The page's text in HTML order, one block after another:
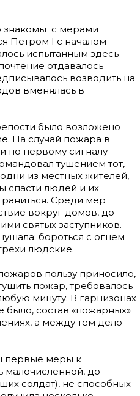
знакомы с мерами
Петром I с началом
испытанным здесь
отдавалось
возводить на
вменялась в
было возложено
На случай пожара в
по первому сигналу
тушением тот,
из местных жителей,
спасти людей и их
Среди мер
вокруг домов, до
святых заступников.
бороться с огнем
людские.
пользу приносило,
пожар, требовалось
минуту. В гарнизонах
состав «пожарных»
а между тем дело
первые меры к
малочисленной, до
солдат), не способных